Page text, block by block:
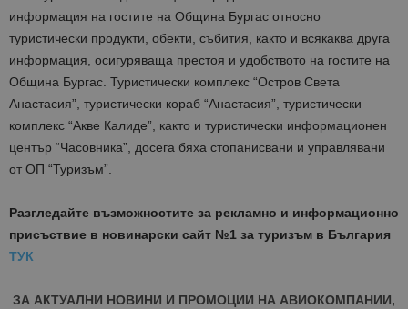
информация на гостите на Община Бургас относно
туристически продукти, обекти, събития, както и всякаква друга
информация, осигуряваща престоя и удобството на гостите на
Община Бургас. Туристически комплекс “Остров Света
Анастасия”, туристически кораб “Анастасия”, туристически
комплекс “Акве Калиде”, както и туристически информационен
център “Часовника”, досега бяха стопанисвани и управлявани
от ОП “Туризъм”.
Разгледайте възможностите за рекламно и информационно
присъствие в новинарски сайт №1 за туризъм в България
ТУК
ЗА АКТУАЛНИ НОВИНИ И ПРОМОЦИИ НА АВИОКОМПАНИИ,